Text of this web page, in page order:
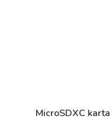
MicroSDXC